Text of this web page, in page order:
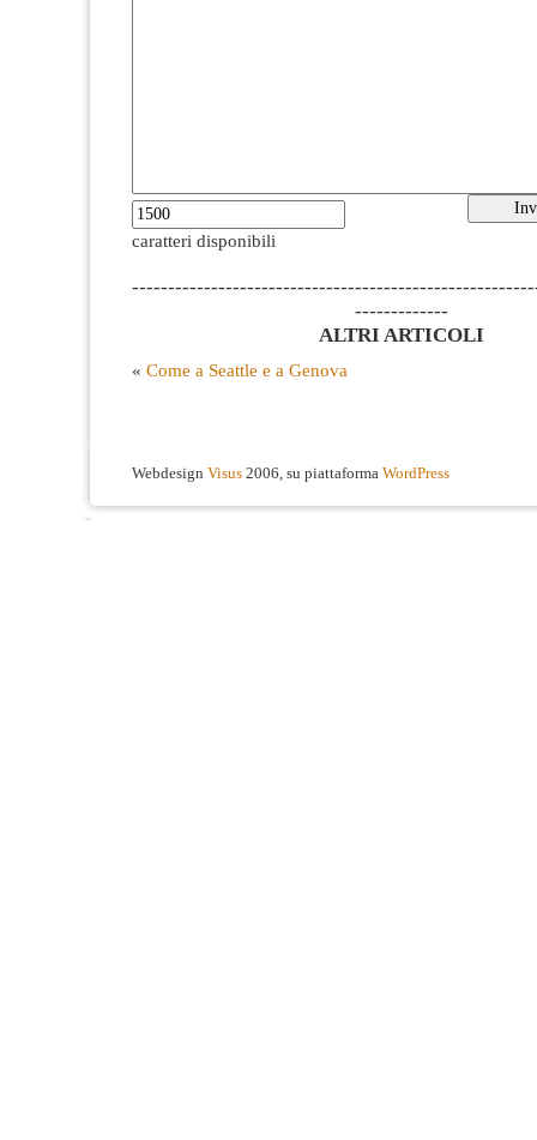
caratteri disponibili
-------------
ALTRI ARTICOLI
« Come a Seattle e a Genova
Webdesign Visus 2006, su piattaforma WordPress